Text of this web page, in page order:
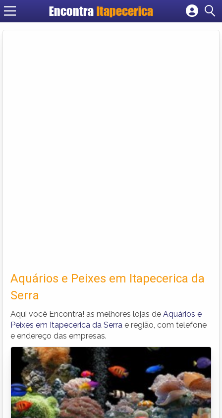
Encontra Itapecerica
Cadastrar empresa
Aquários e Peixes em Itapecerica da
Serra
Aqui você Encontra! as melhores lojas de Aquários e
Peixes em Itapecerica da Serra e região, com telefone
e endereço das empresas.